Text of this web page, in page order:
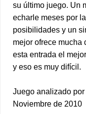
su último juego. Un
echarle meses por
posibilidades y un
mejor ofrece
esta entrada el
y eso es muy difícil.
Juego analizado por
Noviembre de 2010